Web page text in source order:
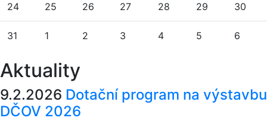
24 25 26 27 28 29 30
31 1 2 3 4 5 6
Aktuality
9.2.2026 Dotační program na výstavbu
DČOV 2026